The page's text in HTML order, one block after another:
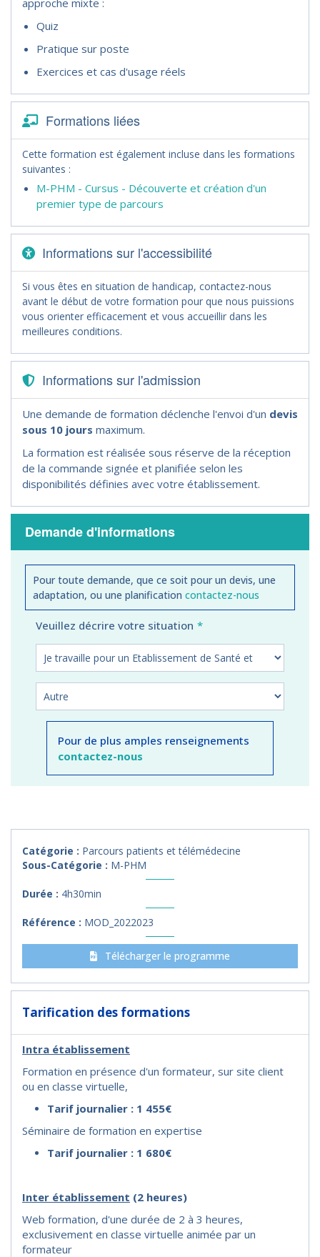
approche mixte :
Quiz
Pratique sur poste
Exercices et cas d'usage réels
Formations liées
Cette formation est également incluse dans les formations
suivantes :
M-PHM - Cursus - Découverte et création d'un
premier type de parcours
Informations sur l'accessibilité
Si vous êtes en situation de handicap, contactez-nous
avant le début de votre formation pour que nous puissions
vous orienter efficacement et vous accueillir dans les
meilleures conditions.
Informations sur l'admission
Une demande de formation déclenche l'envoi d'un devis
sous 10 jours maximum.
La formation est réalisée sous réserve de la réception
de la commande signée et planifiée selon les
disponibilités définies avec votre établissement.
Demande d'informations
Pour toute demande, que ce soit pour un devis, une
adaptation, ou une planification contactez-nous
Veuillez décrire votre situation
Pour de plus amples renseignements
contactez-nous
Catégorie : Parcours patients et télémédecine
Sous-Catégorie : M-PHM
Durée : 4h30min
Référence : MOD_2022023
Télécharger le programme
Tarification des formations
Intra établissement
Formation en présence d'un formateur, sur site client
ou en classe virtuelle,
Tarif journalier : 1 455€
Séminaire de formation en expertise
Tarif journalier : 1 680€
Inter établissement (2 heures)
Web formation, d'une durée de 2 à 3 heures,
exclusivement en classe virtuelle animée par un
formateur